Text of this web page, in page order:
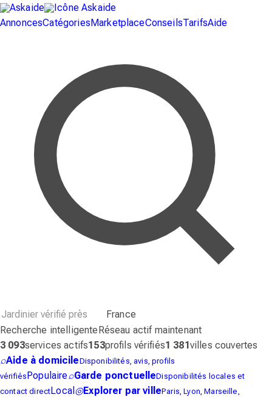
AnnoncesCatégoriesMarketplaceConseilsTarifsAide
France
Recherche intelligenteRéseau actif maintenant
3 093services actifs153profils vérifiés1 381villes couvertes
⌕Aide à domicileDisponibilités, avis, profils
vérifiésPopulaire⌕Garde ponctuelleDisponibilités locales et
contact directLocal ◎Explorer par villeParis, Lyon, Marseille,